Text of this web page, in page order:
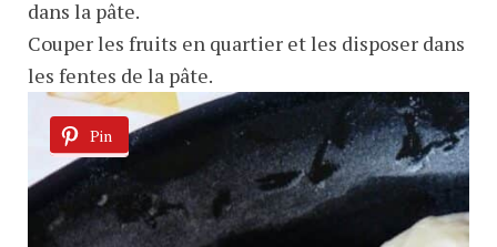
dans la pâte.
Couper les fruits en quartier et les disposer dans
les fentes de la pâte.
Pin